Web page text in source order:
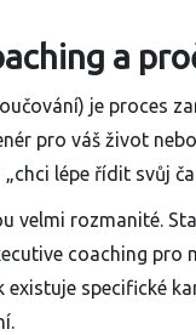
a
je proces
pro váš život
„chci lépe řídit svůj
velmi rozmanité.
coaching pro
existuje specifické